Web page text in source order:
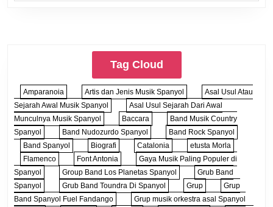
Tag Cloud
Amparanoia Artis dan Jenis Musik Spanyol
Asal Usul Atau
Sejarah Awal Musik Spanyol
Asal Usul Sejarah Dari Awal
Munculnya Musik Spanyol
Baccara
Band Musik Country
Spanyol
Band Nudozurdo Spanyol
Band Rock Spanyol
Band Spanyol
Biografi Catalonia
etusta Morla
Flamenco
Font Antonia
Gaya Musik Paling Populer di
Spanyol
Group Band Los Planetas Spanyol
Grub Band
Spanyol
Grub Band Toundra Di Spanyol Grup
Grup
Band Spanyol Fuel Fandango
Grup musik orkestra asal Spanyol